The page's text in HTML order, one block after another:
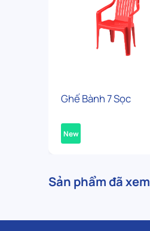
Ghế Bành 7 Sọc
New
Sản phẩm đã xem